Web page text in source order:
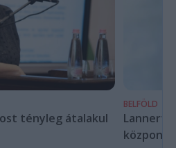
tényleg átalakul
BELFÖLD
Lannert